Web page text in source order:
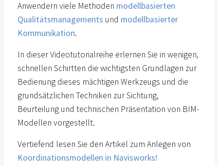
Anwendern viele Methoden modellbasierten
Qualitätsmanagements und modellbasierter
Kommunikation.
In dieser Videotutorialreihe erlernen Sie in wenigen,
schnellen Schirtten die wichtigsten Grundlagen zur
Bedienung dieses mächtigen Werkzeugs und die
grundsätzlichen Techniken zur Sichtung,
Beurteilung und technischen Präsentation von BIM-
Modellen vorgestellt.
Vertiefend lesen Sie den Artikel zum Anlegen von
Koordinationsmodellen in Navisworks!